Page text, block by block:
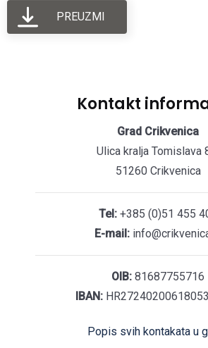
PREUZMI
Kontakt
Grad Crikvenica
Ulica kralja Tomislava
51260 Crikvenica
Tel:+385 (0)51 455
E-mail:
OIB: 81687755716
IBAN:
Popis svih kontakata u